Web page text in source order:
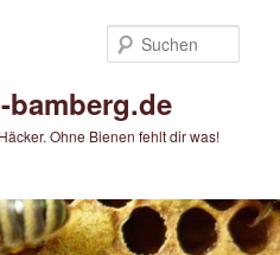
Ohne Bienen fehlt dir was!